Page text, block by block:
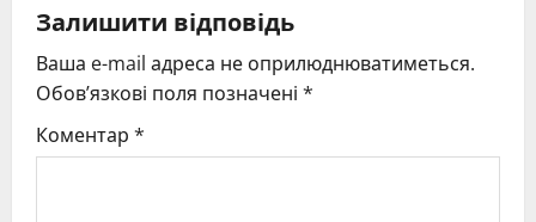
v
i
g
Залишити відповідь
Ваша e-mail адреса не оприлюднюватиметься.
Обов’язкові поля позначені *
Коментар *